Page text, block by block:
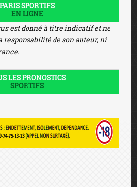
PARIS SPORTIFS
EN LIGNE
est donné à titre indicatif et ne
responsabilité de son auteur, ni
LES PRONOSTICS
SPORTIFS